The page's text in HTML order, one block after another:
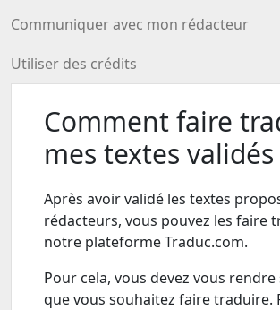
Communiquer avec mon rédacteur
Utiliser des crédits
Comment faire
mes textes validés
Après avoir validé les textes
rédacteurs, vous pouvez les faire
notre plateforme Traduc.com.
Pour cela, vous devez vous
que vous souhaitez faire traduire.